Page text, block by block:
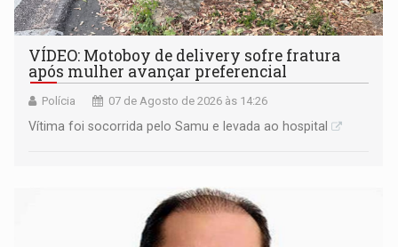
VÍDEO: Motoboy de delivery sofre fratura
após mulher avançar preferencial
Polícia 07 de Agosto de 2026 às 14:26
Vítima foi socorrida pelo Samu e levada ao hospital